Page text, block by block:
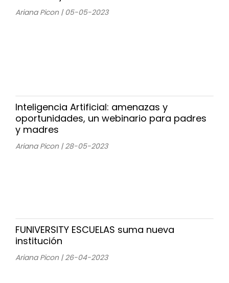
Ariana Picon | 05-05-2023
Inteligencia Artificial: amenazas y
oportunidades, un webinario para padres
y madres
Ariana Picon | 28-05-2023
FUNIVERSITY ESCUELAS suma nueva
institución
Ariana Picon | 26-04-2023